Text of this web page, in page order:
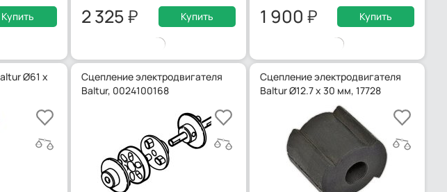
Купить 2 325 Купить 1 900 Купить
Ø61 x
Сцепление электродвигателя
Baltur, 0024100168
Сцепление электродвигателя
Baltur Ø12.7 x 30 мм, 17728